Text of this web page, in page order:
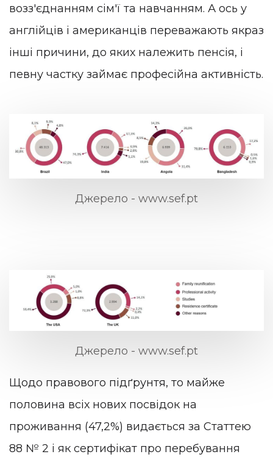
возз'єднанням сім'ї та навчанням. А ось у
англійців і американців переважають якраз
інші причини, до яких належить пенсія, і
певну частку займає професійна активність.
Джерело - www.sef.pt
Джерело - www.sef.pt
Щодо правового підґрунтя, то майже
половина всіх нових посвідок на
проживання (47,2%) видається за Статтею
88 № 2 і як сертифікат про перебування